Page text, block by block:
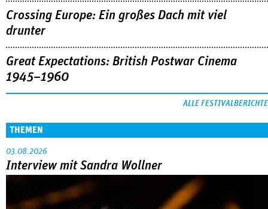
Crossing Europe: Ein großes Dach mit viel
drunter
Great Expectations: British Postwar Cinema
1945–1960
ALLE FESTIVALBERICHTE
THEMEN
03.08.2026
Interview mit Sandra Wollner